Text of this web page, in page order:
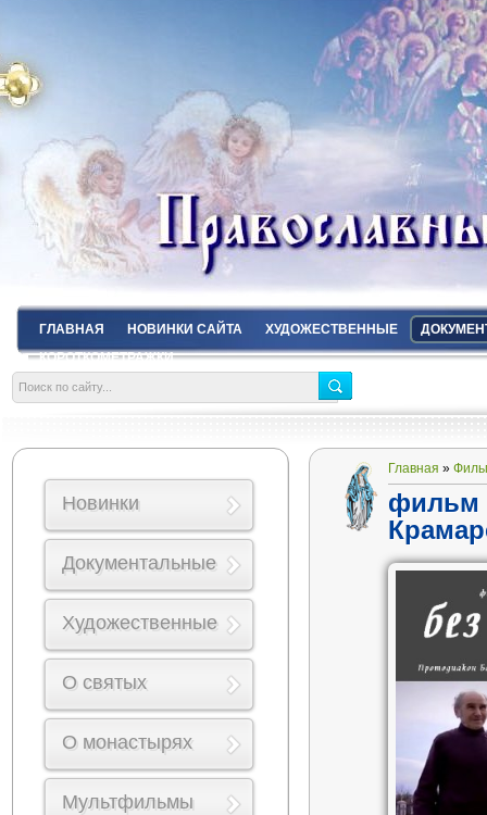
ГЛАВНАЯ НОВИНКИ САЙТА ХУДОЖЕСТВЕННЫЕ
КОРОТКОМЕТРАЖКИ
Главная »
фильм
Новинки
Документальные
Художественные
О святых
О монастырях
Мультфильмы